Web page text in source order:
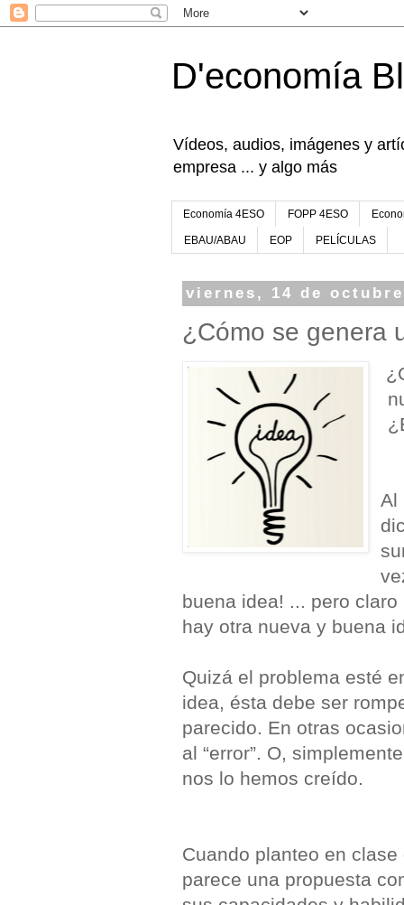
D'economía
Vídeos, audios, imágenes y
empresa ... y algo más
Economía 4ESO FOPP 4ESO
EBAU/ABAU EOP PELÍCULAS
viernes, 14 de
¿Cómo se genera
Al
buena idea! ... pero
hay otra nueva y buena
Quizá el problema esté
idea, ésta debe ser
parecido. En otras
al “error”. O,
nos lo hemos creído.
Cuando planteo en
parece una propuesta